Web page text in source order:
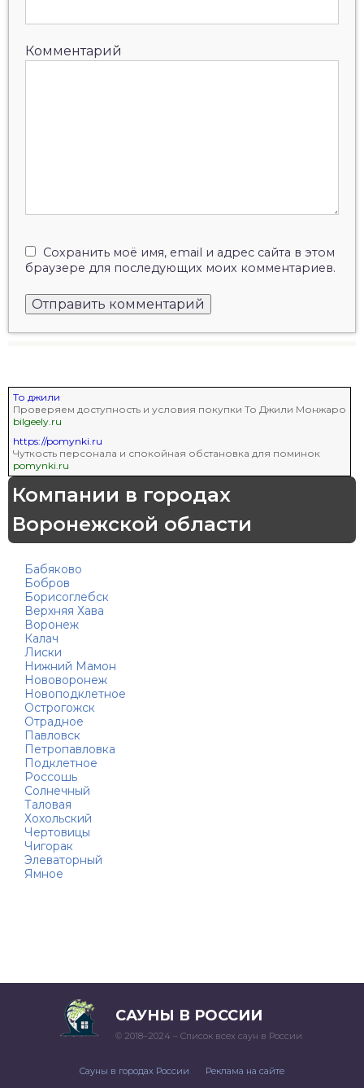
Комментарий
Сохранить моё имя, email и адрес сайта в этом
браузере для последующих моих комментариев.
То джили
Проверяем доступность и условия покупки То Джили Монжаро
bilgeely.ru
https://pomynki.ru
Чуткость персонала и спокойная обстановка для поминок
pomynki.ru
Компании в городах
Воронежской области
Бабяково
Бобров
Борисоглебск
Верхняя Хава
Воронеж
Калач
Лиски
Нижний Мамон
Нововоронеж
Новоподклетное
Острогожск
Отрадное
Павловск
Петропавловка
Подклетное
Россошь
Солнечный
Таловая
Хохольский
Чертовицы
Чигорак
Элеваторный
Ямное
САУНЫ В РОССИИ
© 2018–2024 – Список всех саун в России
Сауны в городах России Реклама на сайте